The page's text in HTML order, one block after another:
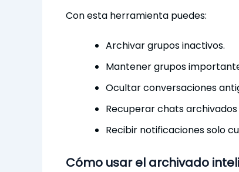
Con esta herramienta puedes:
Archivar grupos inactivos.
Mantener grupos
Ocultar conversaciones
Recuperar chats
Recibir notificaciones solo
Cómo usar el archivado